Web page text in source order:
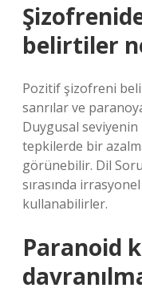
belirtiler
Pozitif şizofreni
sanrılar ve
Duygusal
tepkilerde bir
görünebilir. Dil
sırasında
kullanabilirler.
Paranoid